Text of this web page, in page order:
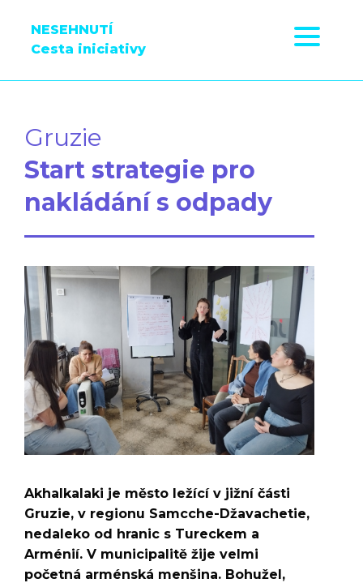
NESEHNUTÍ
Cesta iniciativy
Gruzie
Start strategie pro
nakládání s odpady
Akhalkalaki je město ležící v jižní části
Gruzie, v regionu Samcche-Džavachetie,
nedaleko od hranic s Tureckem a
Arménií. V municipalitě žije velmi
početná arménská menšina. Bohužel,